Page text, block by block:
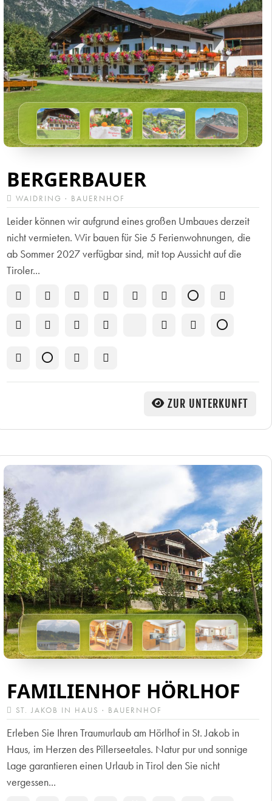
BERGERBAUER
WAIDRING · BAUERNHOF
Leider können wir aufgrund eines großen Umbaues derzeit
nicht vermieten. Wir bauen für Sie 5 Ferienwohnungen, die
ab Sommer 2027 verfügbar sind, mit top Aussicht auf die
Tiroler...
ZUR UNTERKUNFT
FAMILIENHOF HÖRLHOF
ST. JAKOB IN HAUS · BAUERNHOF
Erleben Sie Ihren Traumurlaub am Hörlhof in St. Jakob in
Haus, im Herzen des Pillerseetales. Natur pur und sonnige
Lage garantieren einen Urlaub in Tirol den Sie nicht
vergessen...